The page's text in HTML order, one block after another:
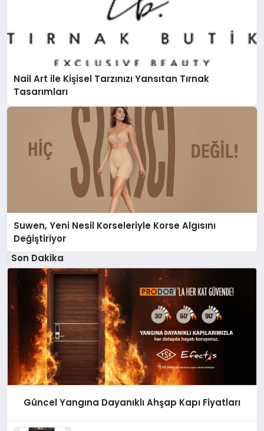
Nail Art ile Kişisel Tarzınızı Yansıtan Tırnak
Tasarımları
Suwen, Yeni Nesil Korseleriyle Korse Algısını
Değiştiriyor
Son Dakika
Güncel Yangına Dayanıklı Ahşap Kapı Fiyatları